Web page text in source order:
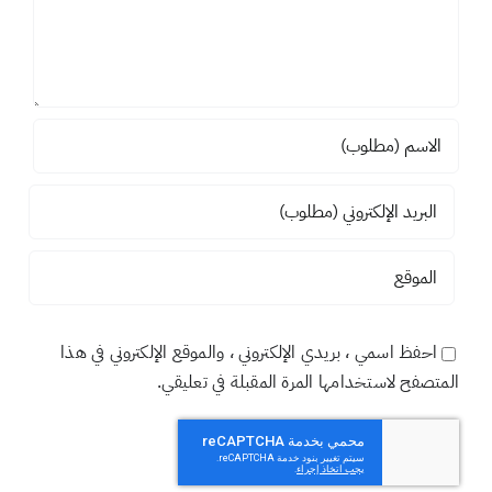
احفظ اسمي ، بريدي الإلكتروني ، والموقع الإلكتروني في هذا
المتصفح لاستخدامها المرة المقبلة في تعليقي.